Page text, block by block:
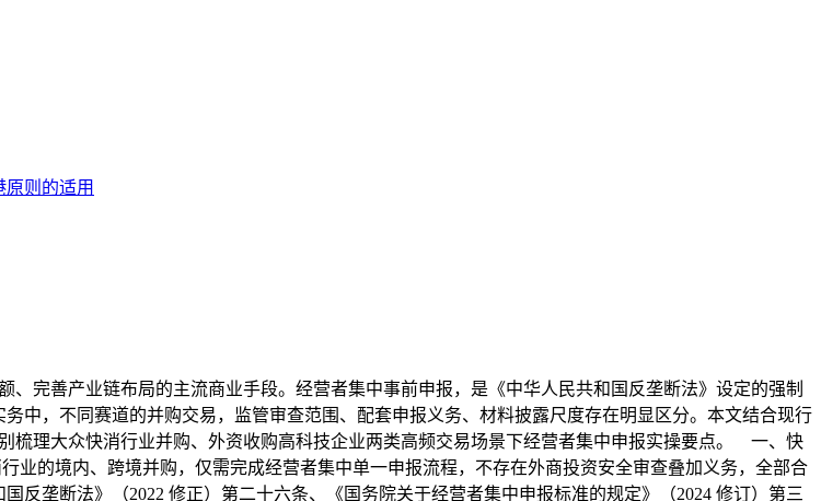
则的适用
完善产业链布局的主流商业手段。经营者集中事前申报，是《中华人民共和国反垄断法》设定的强制
中，不同赛道的并购交易，监管审查范围、配套申报义务、材料披露尺度存在明显区分。本文结合现行
梳理大众快消行业并购、外资收购高科技企业两类高频交易场景下经营者集中申报实操要点。 一、快
业的境内、跨境并购，仅需完成经营者集中单一申报流程，不存在外商投资安全审查叠加义务，全部合
反垄断法》（2022 修正）第二十六条、《国务院关于经营者集中申报标准的规定》（2024 修订）第三